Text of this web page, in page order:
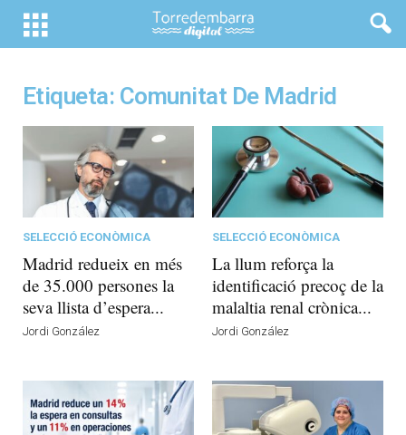
Etiqueta: Comunitat De Madrid
SELECCIÓ ECONÒMICA
Madrid redueix en més
de 35.000 persones la
seva llista d’espera...
Jordi González
SELECCIÓ ECONÒMICA
La llum reforça la
identificació precoç de la
malaltia renal crònica...
Jordi González